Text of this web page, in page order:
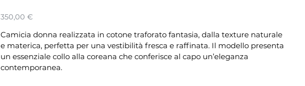
Prezzo
350,00 €
Camicia donna realizzata in cotone traforato fantasia, dalla texture naturale
e materica, perfetta per una vestibilità fresca e raffinata. Il modello presenta
un essenziale collo alla coreana che conferisce al capo un’eleganza
contemporanea.